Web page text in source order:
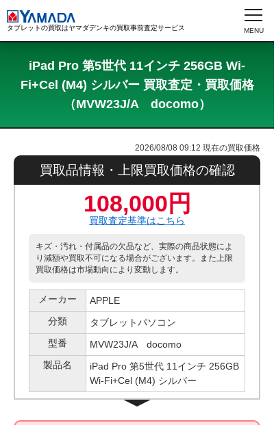
タブレットの買取はヤマダデンキの買取事前査定サービス
iPad Pro 第5世代 11インチ 256GB Wi-
Fi+Cel (M4) シルバー 買取査定・買取価格
（MVW23J/A docomo）
2026/08/08 09:12 現在の買取価格
買取品情報・上限買取価格の確認
108,000円
買取査定基準はこちら
キズ・汚れ・付属品の欠品など、実際の商品状態によ
り減額や買取不可になる場合がございます。また上限
買取価格は市場動向により変動します。
メーカー
APPLE
分類
タブレットパソコン
型番
MVW23J/A docomo
製品名
iPad Pro 第5世代 11インチ 256GB
Wi-Fi+Cel (M4) シルバー